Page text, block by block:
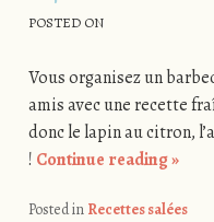
POSTED ON
Vous organisez un
amis avec une recette
donc le lapin au citron,
! Continue reading»
Posted in Recettes salées